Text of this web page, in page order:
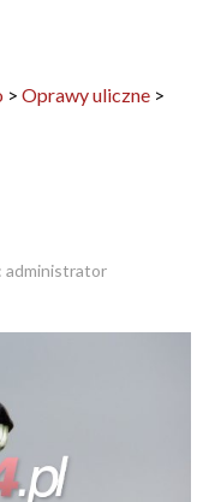
> Oprawy uliczne >
administrator